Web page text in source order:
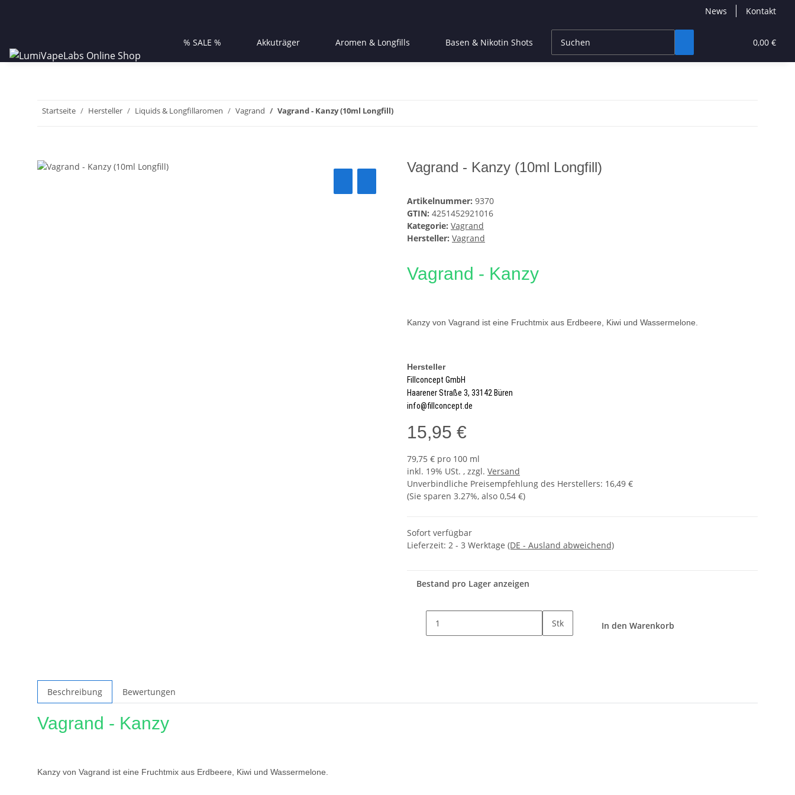
News Kontakt
0,00 €
% SALE % Akkuträger Aromen & Longfills Basen & Nikotin Shots CBD Products High End
Startseite Hersteller Liquids & Longfillaromen Vagrand Vagrand - Kanzy (10ml Longfill)
Vagrand - Kanzy (10ml Longfill)
Artikelnummer: 9370
GTIN: 4251452921016
Kategorie: Vagrand
Hersteller: Vagrand
Vagrand - Kanzy
Kanzy von Vagrand ist eine Fruchtmix aus Erdbeere, Kiwi und Wassermelone.
Hersteller
Fillconcept GmbH
Haarener Straße 3, 33142 Büren
info@fillconcept.de
15,95 €
79,75 € pro 100 ml
inkl. 19% USt. , zzgl. Versand
Unverbindliche Preisempfehlung des Herstellers: 16,49 €
(Sie sparen 3.27%, also 0,54 €)
Sofort verfügbar
Lieferzeit: 2 - 3 Werktage (DE - Ausland abweichend)
Bestand pro Lager anzeigen
Stk In den Warenkorb
Beschreibung Bewertungen
Vagrand - Kanzy
Kanzy von Vagrand ist eine Fruchtmix aus Erdbeere, Kiwi und Wassermelone.